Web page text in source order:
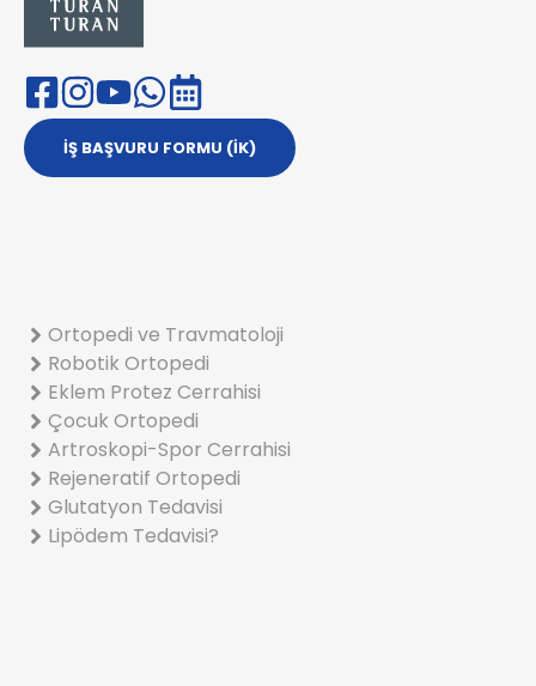
İŞ BAŞVURU FORMU (İK)
Ortopedi ve Travmatoloji
Robotik Ortopedi
Eklem Protez Cerrahisi
Çocuk Ortopedi
Artroskopi-Spor Cerrahisi
Rejeneratif Ortopedi
Glutatyon Tedavisi
Lipödem Tedavisi?